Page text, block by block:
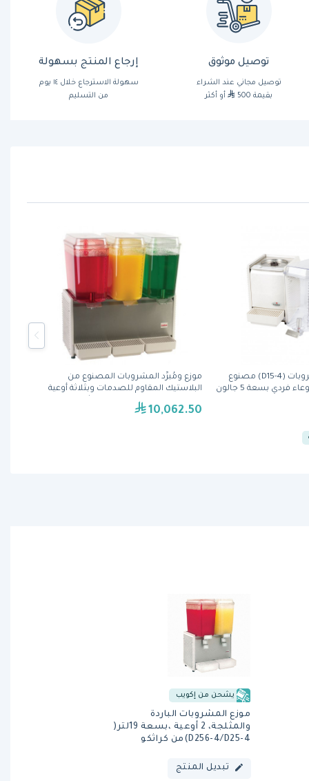
توصيل موثوق
توصيل مجاني عند الشراء
بقيمة 500
أو أكثر
إرجاع المنتج بسهولة
سهولة الاسترجاع خلال ١٤ يوم
من التسليم
موزع ومُبرِّد المشروبات المصنوع من
البلاستيك المقاوم للصدمات وبثلاثة أوعية
10,062.50
موزع ومُبرِّد المشروبات (D15-4) مصنوع
من البلاستيك و بوعاء فردي بسعة 5 جالون
يشحن من إكويب
موزع المشروبات الباردة
والمثلجة، 2 أوعية ،بسعة 19لتر(
D256-4/D25-4)من كراثكو
تبديل المنتج